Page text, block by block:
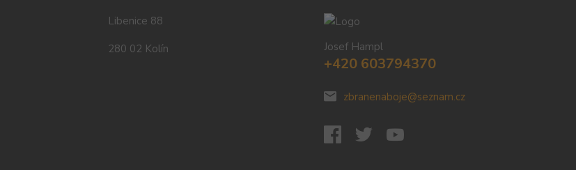
Libenice 88
280 02 Kolín
Josef Hampl
+420 603794370
zbranenaboje@seznam.cz